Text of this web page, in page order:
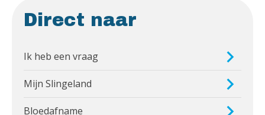
Direct naar
Ik heb een vraag
Mijn Slingeland
Bloedafname